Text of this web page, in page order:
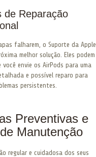
de Reparação
falharem, o Suporte da Apple
melhor solução. Eles podem
envie os AirPods para uma
e possível reparo para
persistentes.
Preventivas e
Manutenção
regular e cuidadosa dos seus